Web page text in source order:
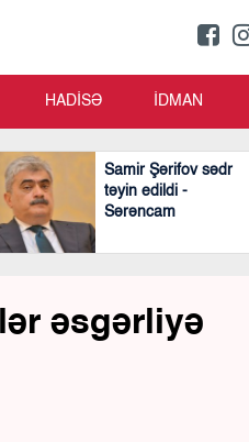
HADİSƏ İDMAN
Samir Şərifov sədr
təyin edildi -
Sərəncam
əsgərliyə